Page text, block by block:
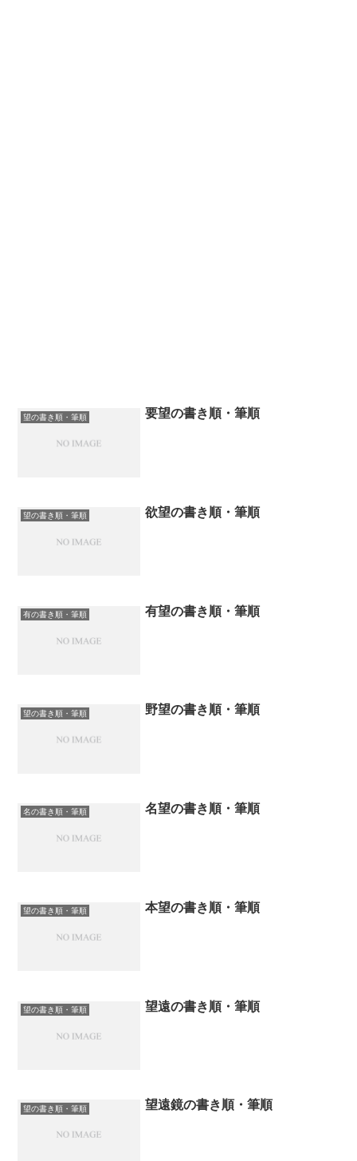
望の書き順・筆順 要望の書き順・筆順
望の書き順・筆順 欲望の書き順・筆順
有の書き順・筆順 有望の書き順・筆順
望の書き順・筆順 野望の書き順・筆順
名の書き順・筆順 名望の書き順・筆順
望の書き順・筆順 本望の書き順・筆順
望の書き順・筆順 望遠の書き順・筆順
望の書き順・筆順 望遠鏡の書き順・筆順